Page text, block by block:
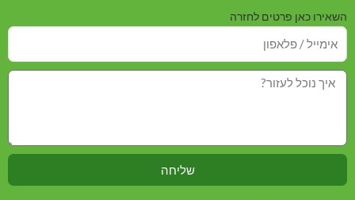
השאירו כאן פרטים לחזרה
שליחה